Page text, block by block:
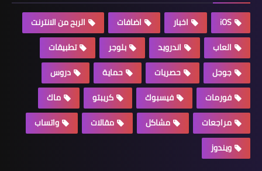
iOS اخبار اضافات
الربح من الانترنت
العاب
اندرويد بلوجر
تطبيقات
جوجل
حصريات حماية
دروس
فورمات
فيسبوك كريبتو
ماك
مراجعات
مشاكل مقالات
واتساب
ويندوز